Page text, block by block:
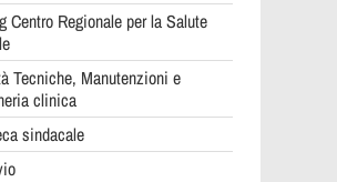
Centro Regionale per la Salute
Tecniche, Manutenzioni e
clinica
sindacale